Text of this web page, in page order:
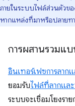
ภายในระบบไฟล์ส่วนตัวข
หากแหล่งที่มาหรือปลายท
การผสานรวมแบ
อินเทอร์เฟซการลาก
ยอมรับไฟล์ที่ลากและ
ระบบจะเชื่อมโยงรา